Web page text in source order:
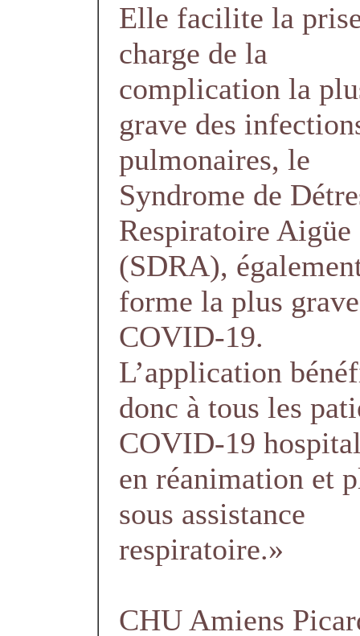
Elle facilite la
charge de la
complication la
grave des
pulmonaires, le
Syndrome de
Respiratoire Aigüe
(SDRA),
forme la plus
COVID-19.
L’application
donc à tous les
COVID-19
en réanimation et
sous assistance
respiratoire.»
CHU Amiens